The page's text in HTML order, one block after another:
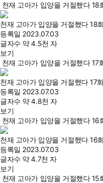
천재 고아가 입양을 거절했다 18
천재 고아가 입양을 거절했다 18
등록일 2023.07.03
글자수 약 4.5천 자
보기
천재 고아가 입양을 거절했다 17
천재 고아가 입양을 거절했다 17
등록일 2023.07.03
글자수 약 4.8천 자
보기
천재 고아가 입양을 거절했다 16
천재 고아가 입양을 거절했다 16
등록일 2023.07.03
글자수 약 4.7천 자
보기
천재 고아가 입양을 거절했다 15